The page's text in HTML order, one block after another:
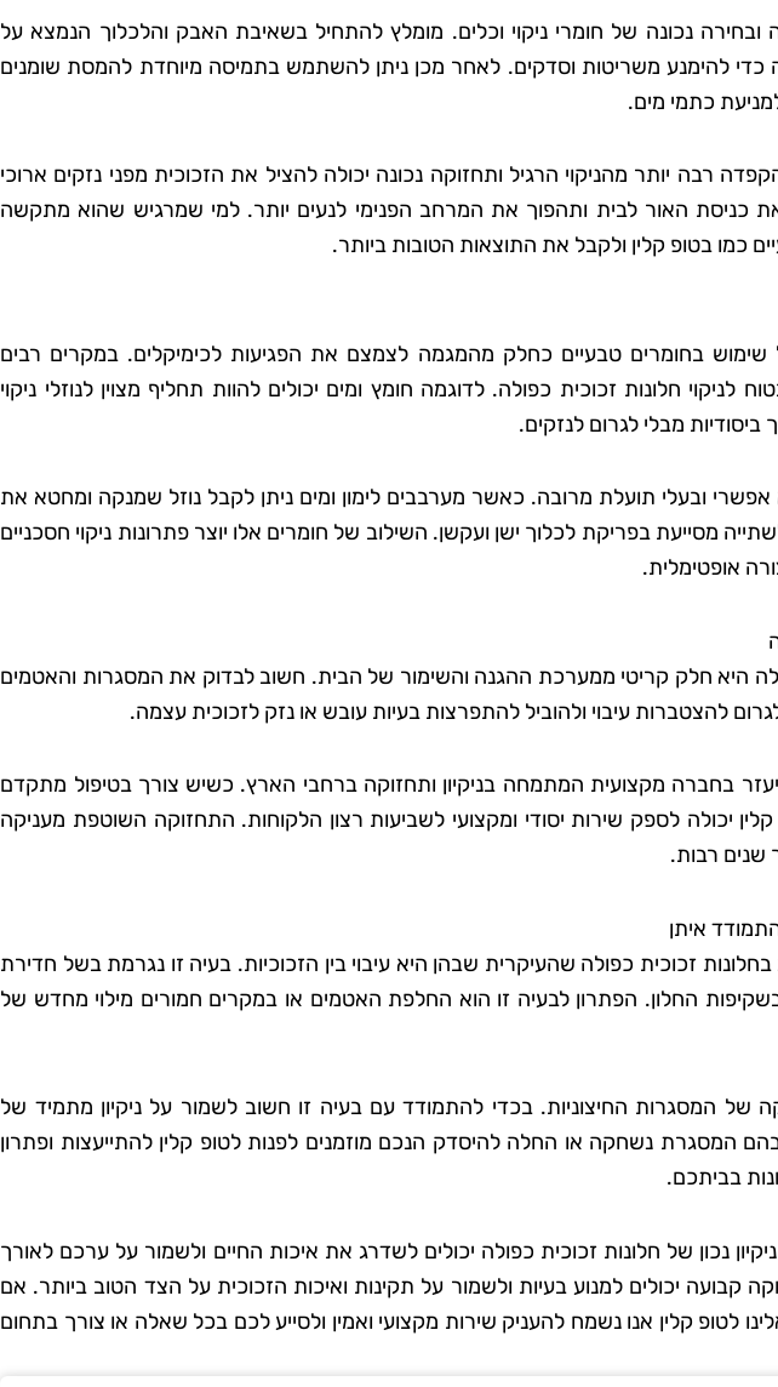
ובחירה נכונה של חומרי ניקוי וכלים. מומלץ להתחיל בשאיבת האבק והלכלוך הנמצא על
כדי להימנע משריטות וסדקים. לאחר מכן ניתן להשתמש בתמיסה מיוחדת להמסת שומנים
כתמי מים.
רבה יותר מהניקוי הרגיל ותחזוקה נכונה יכולה להציל את הזכוכית מפני נזקים ארוכי
כניסת האור לבית ותהפוך את המרחב הפנימי לנעים יותר. למי שמרגיש שהוא מתקשה
כמו בטופ קלין ולקבל את התוצאות הטובות ביותר.
שימוש בחומרים טבעיים כחלק מהמגמה לצמצם את הפגיעות לכימיקלים. במקרים רבים
לניקוי חלונות זכוכית כפולה. לדוגמה חומץ ומים יכולים להוות תחליף מצוין לנוזלי ניקוי
מבלי לגרום לנזקים.
אפשרי ובעלי תועלת מרובה. כאשר מערבבים לימון ומים ניתן לקבל נוזל שמנקה ומחטא את
מסייעת בפריקת לכלוך ישן ועקשן. השילוב של חומרים אלו יוצר פתרונות ניקוי חסכניים
אופטימלית.
היא חלק קריטי ממערכת ההגנה והשימור של הבית. חשוב לבדוק את המסגרות והאטמים
להצטברות עיבוי ולהוביל להתפרצות בעיות עובש או נזק לזכוכית עצמה.
בחברה מקצועית המתמחה בניקיון ותחזוקה ברחבי הארץ. כשיש צורך בטיפול מתקדם
יכולה לספק שירות יסודי ומקצועי לשביעות רצון הלקוחות. התחזוקה השוטפת מעניקה
שנים רבות.
איתן
זכוכית כפולה שהעיקרית שבהן היא עיבוי בין הזכוכיות. בעיה זו נגרמת בשל חדירת
החלון. הפתרון לבעיה זו הוא החלפת האטמים או במקרים חמורים מילוי מחדש של
של המסגרות החיצוניות. בכדי להתמודד עם בעיה זו חשוב לשמור על ניקיון מתמיד של
המסגרת נשחקה או החלה להיסדק הנכם מוזמנים לפנות לטופ קלין להתייעצות ופתרון
בביתכם.
נכון של חלונות זכוכית כפולה יכולים לשדרג את איכות החיים ולשמור על ערכם לאורך
קבועה יכולים למנוע בעיות ולשמור על תקינות ואיכות הזכוכית על הצד הטוב ביותר. אם
לטופ קלין אנו נשמח להעניק שירות מקצועי ואמין ולסייע לכם בכל שאלה או צורך בתחום
כל כך שמחה שמצאתי את טופ
הבית שלי מעולם לא היה כל
הפרטים הקטנים, וגם הקפידו
להשתמש בחומרים ידידותיים
לסביבה. השירות היה נהדר,
"החלטתי לנסות את טופ קלין אחרי
היה מאוד מקצועי והשאיר את הבית
נקי ומסודר בדיוק כמו שציפיתי.
בהחלט אשתמש בשירותים שלהם